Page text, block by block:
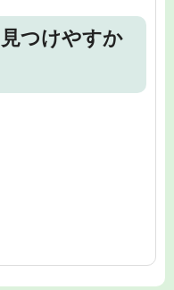
つけやすか